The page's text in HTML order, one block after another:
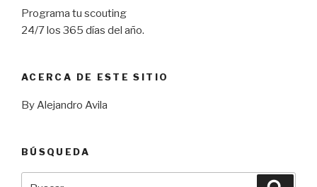
Programa tu scouting
24/7 los 365 días del año.
ACERCA DE ESTE SITIO
By Alejandro Avila
BÚSQUEDA